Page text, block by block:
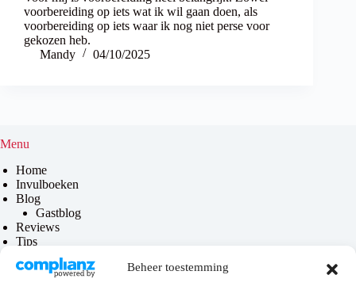
Beheer toestemming
voorbereiding op iets wat ik wil gaan doen, als
voorbereiding op iets waar ik nog niet perse voor
gekozen heb.
Mandy
04/10/2025
Menu
Home
Invulboeken
Blog
Gastblog
Reviews
Tips
Over mij